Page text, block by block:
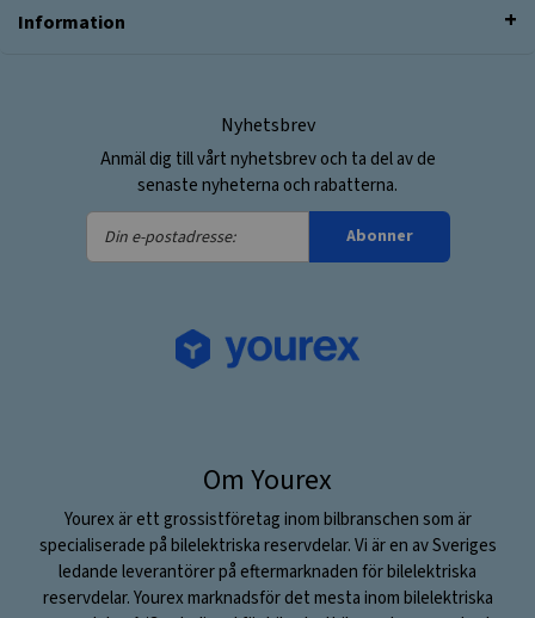
Information
Nyhetsbrev
Anmäl dig till vårt nyhetsbrev och ta del av de
senaste nyheterna och rabatterna.
Din
e-
Abonner
Om Yourex
Yourex är ett grossistföretag inom bilbranschen som är
specialiserade på bilelektriska reservdelar. Vi är en av Sveriges
ledande leverantörer på eftermarknaden för bilelektriska
reservdelar. Yourex marknadsför det mesta inom bilelektriska